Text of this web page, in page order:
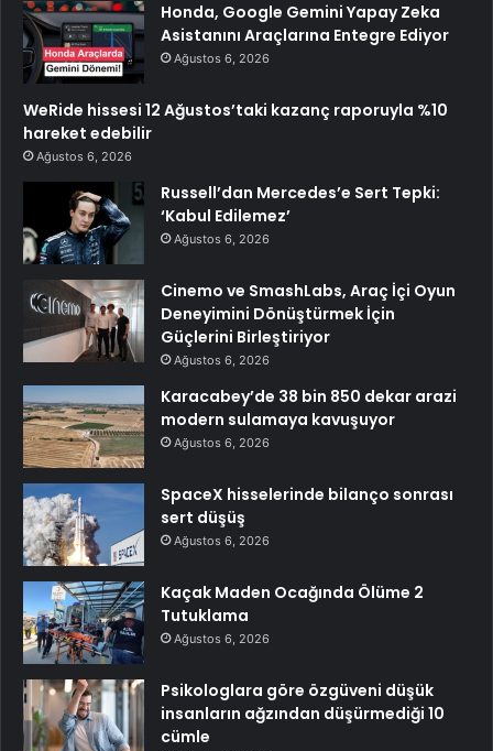
Honda, Google Gemini Yapay Zeka
Asistanını Araçlarına Entegre Ediyor
Ağustos 6, 2026
WeRide hissesi 12 Ağustos’taki kazanç raporuyla %10
hareket edebilir
Ağustos 6, 2026
Russell’dan Mercedes’e Sert Tepki:
‘Kabul Edilemez’
Ağustos 6, 2026
Cinemo ve SmashLabs, Araç İçi Oyun
Deneyimini Dönüştürmek İçin
Güçlerini Birleştiriyor
Ağustos 6, 2026
Karacabey’de 38 bin 850 dekar arazi
modern sulamaya kavuşuyor
Ağustos 6, 2026
SpaceX hisselerinde bilanço sonrası
sert düşüş
Ağustos 6, 2026
Kaçak Maden Ocağında Ölüme 2
Tutuklama
Ağustos 6, 2026
Psikologlara göre özgüveni düşük
insanların ağzından düşürmediği 10
cümle